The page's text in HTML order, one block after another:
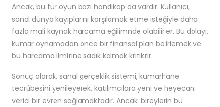
Ancak, bu tür oyun bazı handikap da vardır. Kullanıcı,
sanal dünya kayıplarını karşılamak etme isteğiyle daha
fazla mali kaynak harcama eğilimnde olabilirler. Bu dolayı,
kumar oynamadan önce bir finansal plan belirlemek ve
bu harcama limitine sadık kalmak kritiktir.
Sonuç olarak, sanal gerçeklik sistemi, kumarhane
tecrübesini yenileyerek, katılımcılara yeni ve heyecan
verici bir evren sağlamaktadır. Ancak, bireylerin bu